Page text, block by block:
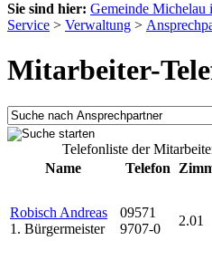
Sie sind hier: Gemeinde Michelau
Service > Verwaltung >
Mitarbeiter-
Telefonliste der
Name
Telefon
Robisch Andreas
1. Bürgermeister
09571
9707-0
2.01